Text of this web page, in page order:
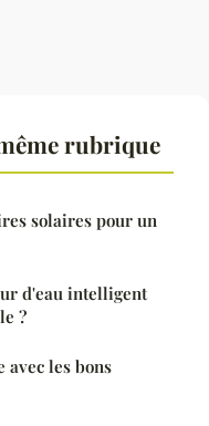
rubrique
solaires pour un
d'eau intelligent
?
les bons